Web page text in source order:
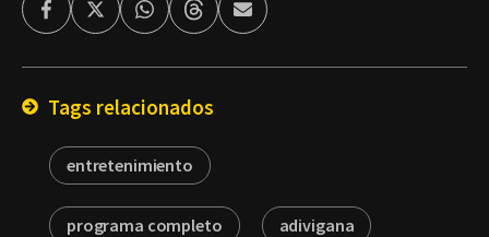
FacebookTwitterWhatsappThreadsEnviar
por
Tags relacionados
entretenimiento
programa completo adivigana